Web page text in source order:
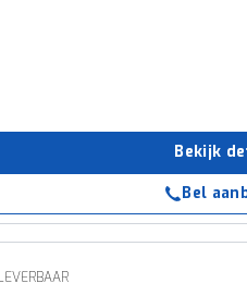
Bekijk
Bel